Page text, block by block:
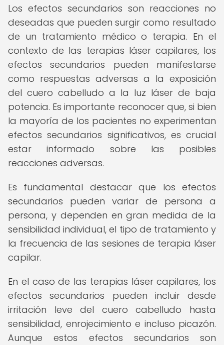
Los efectos secundarios son reacciones no
deseadas que pueden surgir como resultado
de un tratamiento médico o terapia. En el
contexto de las terapias láser capilares, los
efectos secundarios pueden manifestarse
como respuestas adversas a la exposición
del cuero cabelludo a la luz láser de baja
potencia. Es importante reconocer que, si bien
la mayoría de los pacientes no experimentan
efectos secundarios significativos, es crucial
estar informado sobre las posibles
reacciones adversas.
Es fundamental destacar que los efectos
secundarios pueden variar de persona a
persona, y dependen en gran medida de la
sensibilidad individual, el tipo de tratamiento y
la frecuencia de las sesiones de terapia láser
capilar.
En el caso de las terapias láser capilares, los
efectos secundarios pueden incluir desde
irritación leve del cuero cabelludo hasta
sensibilidad, enrojecimiento e incluso picazón.
Aunque estos efectos secundarios son